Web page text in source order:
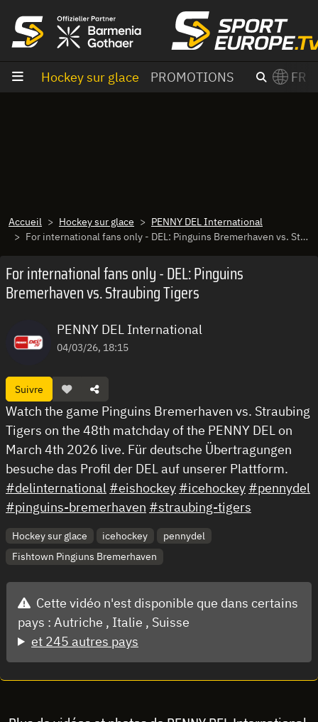
Hockey sur glace PROMOTIONS FR
Accueil Hockey sur glace
PENNY DEL International
For international fans only - DEL: Pinguins Bremerhaven vs. Straubing Tigers
For international fans only - DEL: Pinguins
Bremerhaven vs. Straubing Tigers
PENNY DEL International
04/03/26, 18:15
Suivre
Watch the game Pinguins Bremerhaven vs. Straubing
Tigers on the 48th matchday of the PENNY DEL on
March 4th 2026 live. Für deutsche Übertragungen
besuche das Profil der DEL auf unserer Plattform.
#delinternational #eishockey #icehockey #pennydel
#pinguins-bremerhaven #straubing-tigers
Hockey sur glace icehockey
pennydel
Fishtown Pingiuns Bremerhaven
Cette vidéo n'est disponible que dans certains
pays : Autriche , Italie , Suisse
et 245 autres pays